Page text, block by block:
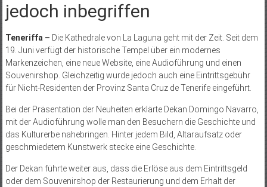
jedoch inbegriffen
Teneriffa – Die Kathedrale von La Laguna geht mit der Zeit. Seit dem
19. Juni verfügt der historische Tempel über ein modernes
Markenzeichen, eine neue Website, eine Audioführung und einen
Souvenirshop. Gleichzeitig wurde jedoch auch eine Eintrittsgebühr
für Nicht-Residenten der Provinz Santa Cruz de Tenerife eingeführt.
Bei der Präsentation der Neuheiten erklärte Dekan Domingo Navarro,
mit der Audioführung wolle man den Besuchern die Geschichte und
das Kulturerbe nahebringen. Hinter jedem Bild, Altaraufsatz oder
geschmiedetem Kunstwerk stecke eine Geschichte.
Der Dekan führte weiter aus, dass die Erlöse aus dem Eintrittsgeld
oder dem Souvenirshop der Restaurierung und dem Erhalt der